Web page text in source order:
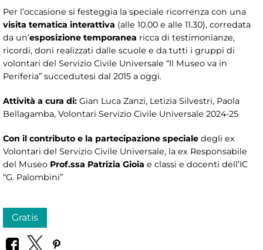
Per l’occasione si festeggia la speciale ricorrenza con una
visita tematica interattiva (alle 10.00 e alle 11.30), corredata
da un’esposizione temporanea ricca di testimonianze,
ricordi, doni realizzati dalle scuole e da tutti i gruppi di
volontari del Servizio Civile Universale “Il Museo va in
Periferia” succedutesi dal 2015 a oggi.
Attività a cura di: Gian Luca Zanzi, Letizia Silvestri, Paola
Bellagamba, Volontari Servizio Civile Universale 2024-25
Con il contributo e la partecipazione speciale degli ex
Volontari del Servizio Civile Universale, la ex Responsabile
del Museo Prof.ssa Patrizia Gioia e classi e docenti dell’IC
“G. Palombini”
Gratis